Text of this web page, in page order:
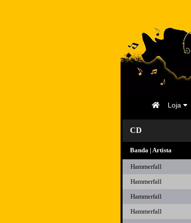
Loja
Página
CD
Banda | Artista
Hammerfall
Hammerfall
Hammerfall
Hammerfall